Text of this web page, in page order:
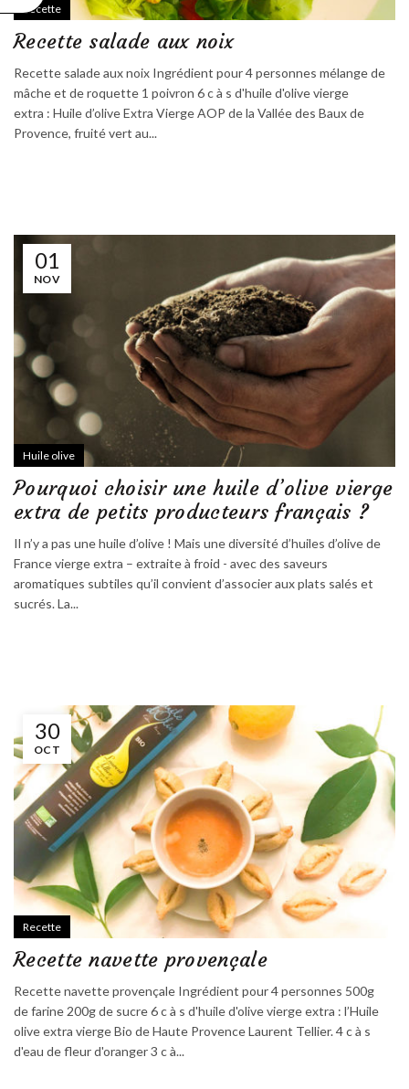
Recette
Recette salade aux noix
Recette salade aux noix Ingrédient pour 4 personnes mélange de
mâche et de roquette 1 poivron 6 c à s d'huile d'olive vierge
extra : Huile d’olive Extra Vierge AOP de la Vallée des Baux de
Provence, fruité vert au...
01
NOV
Huile olive
Pourquoi choisir une huile d’olive vierge
extra de petits producteurs français ?
Il n’y a pas une huile d’olive ! Mais une diversité d’huiles d’olive de
France vierge extra – extraite à froid - avec des saveurs
aromatiques subtiles qu’il convient d’associer aux plats salés et
sucrés. La...
30
OCT
Recette
Recette navette provençale
Recette navette provençale Ingrédient pour 4 personnes 500g
de farine 200g de sucre 6 c à s d'huile d'olive vierge extra : l’Huile
olive extra vierge Bio de Haute Provence Laurent Tellier. 4 c à s
d'eau de fleur d'oranger 3 c à...